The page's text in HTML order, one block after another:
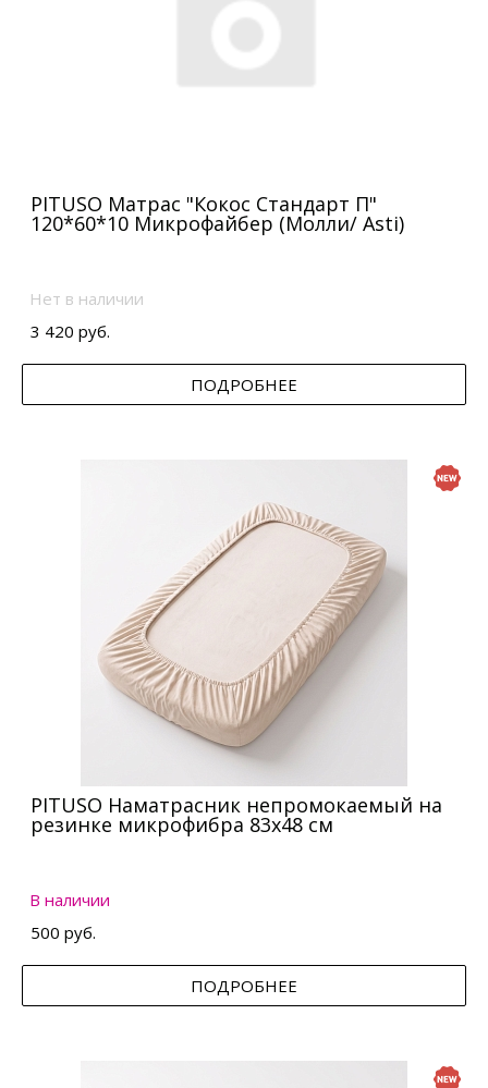
PITUSO Матрас "Кокос Стандарт П"
120*60*10 Микрофайбер (Молли/ Asti)
Нет в наличии
3 420 руб.
ПОДРОБНЕЕ
PITUSO Наматрасник непромокаемый на
резинке микрофибра 83х48 см
В наличии
500 руб.
ПОДРОБНЕЕ